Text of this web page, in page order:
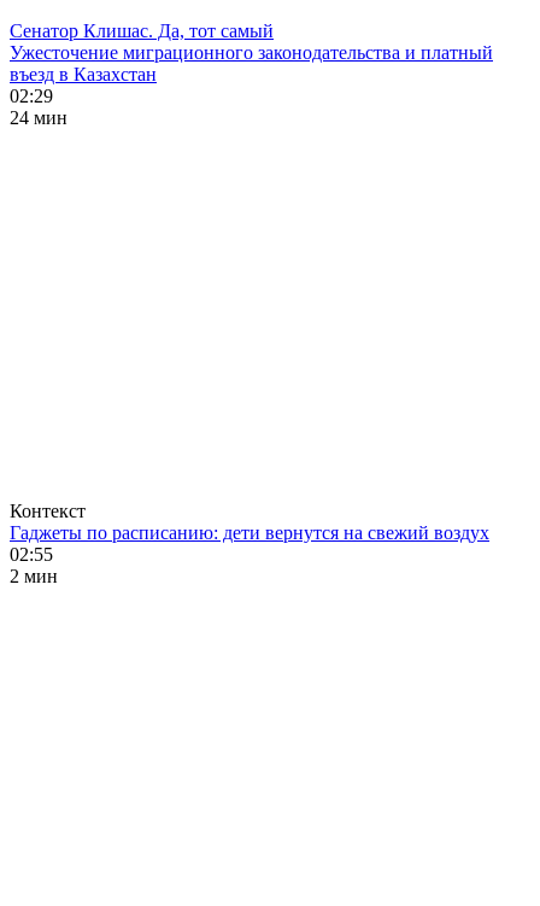
Сенатор Клишас. Да, тот самый
Ужесточение миграционного законодательства и платный
въезд в Казахстан
02:29
24 мин
Контекст
Гаджеты по расписанию: дети вернутся на свежий воздух
02:55
2 мин